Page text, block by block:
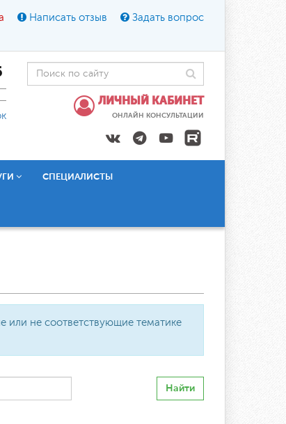
Написать отзыв Задать вопрос
ЛИЧНЫЙ КАБИНЕТ
ОНЛАЙН КОНСУЛЬТАЦИИ
СПЕЦИАЛИСТЫ
или не соответствующие тематике
Найти